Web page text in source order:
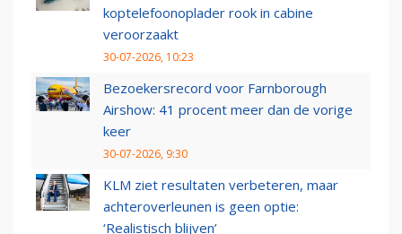
koptelefoonoplader rook in cabine
veroorzaakt
30-07-2026, 10:23
Bezoekersrecord voor Farnborough
Airshow: 41 procent meer dan de vorige
keer
30-07-2026, 9:30
KLM ziet resultaten verbeteren, maar
achteroverleunen is geen optie:
‘Realistisch blijven’